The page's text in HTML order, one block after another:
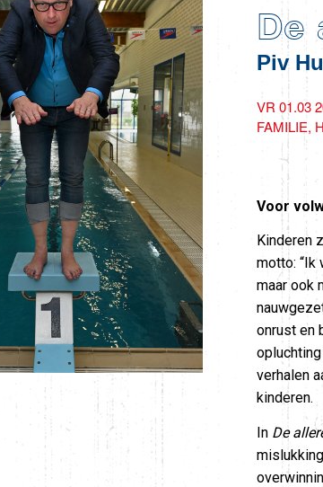
De
Piv
VR 01.03
FAMILIE
Voor
Kinderen
motto: “Ik
maar ook
onrust en
verhalen
kinderen.
In De